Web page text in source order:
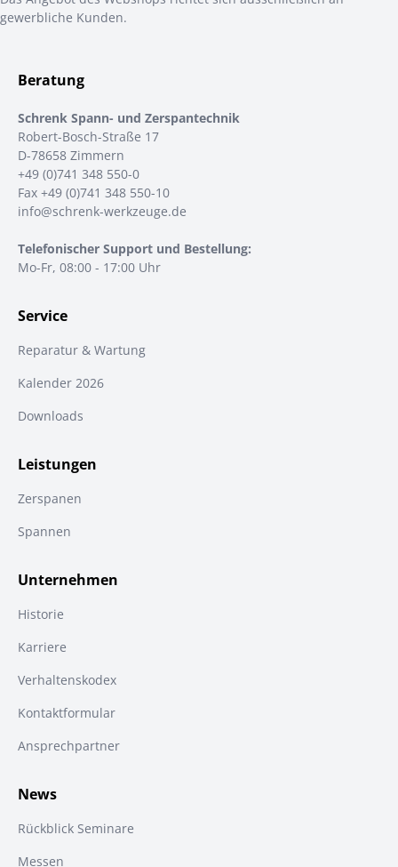
gewerbliche Kunden.
Beratung
Schrenk Spann- und Zerspantechnik
Robert-Bosch-Straße 17
D-78658 Zimmern
+49 (0)741 348 550-0
Fax +49 (0)741 348 550-10
info@schrenk-werkzeuge.de
Telefonischer Support und Bestellung:
Mo-Fr, 08:00 - 17:00 Uhr
Service
Reparatur & Wartung
Kalender 2026
Downloads
Leistungen
Zerspanen
Spannen
Unternehmen
Historie
Karriere
Verhaltenskodex
Kontaktformular
Ansprechpartner
News
Rückblick Seminare
Messen